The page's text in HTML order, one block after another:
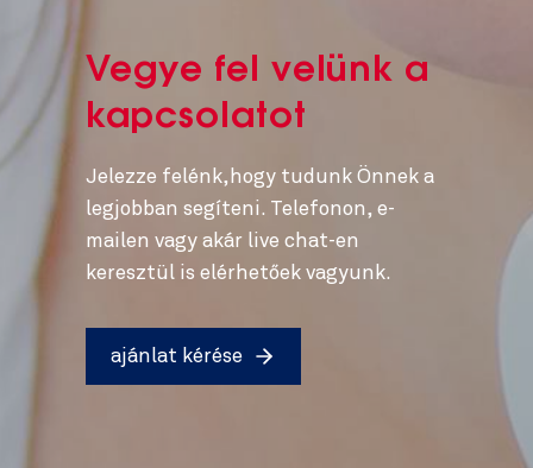
Vegye fel velünk a
kapcsolatot
Jelezze felénk,hogy tudunk Önnek a
legjobban segíteni. Telefonon, e-
mailen vagy akár live chat-en
keresztül is elérhetőek vagyunk.
ajánlat kérése